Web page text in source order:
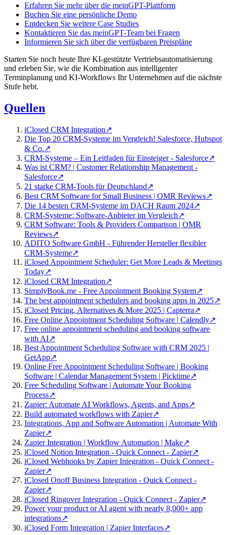
Erfahren Sie mehr über die meinGPT-Plattform
Buchen Sie eine persönliche Demo
Entdecken Sie weitere Case Studies
Kontaktieren Sie das meinGPT-Team bei Fragen
Informieren Sie sich über die verfügbaren Preispläne
Starten Sie noch heute Ihre KI-gestützte Vertriebsautomatisierung
und erleben Sie, wie die Kombination aus intelligenter
Terminplanung und KI-Workflows Ihr Unternehmen auf die nächste
Stufe hebt.
Quellen
iClosed CRM Integration↗
Die Top 20 CRM-Systeme im Vergleich! Salesforce, Hubspot
& Co.↗
CRM-Systeme – Ein Leitfaden für Einsteiger - Salesforce↗
Was ist CRM? | Customer Relationship Management -
Salesforce↗
21 starke CRM-Tools für Deutschland↗
Best CRM Software for Small Business | OMR Reviews↗
Die 14 besten CRM-Systeme im DACH Raum 2024↗
CRM-Systeme: Software-Anbieter im Vergleich↗
CRM Software: Tools & Providers Comparison | OMR
Reviews↗
ADITO Software GmbH - Führender Hersteller flexibler
CRM-Systeme↗
iClosed Appointment Scheduler: Get More Leads & Meetings
Today↗
iClosed CRM Integration↗
SimplyBook.me - Free Appointment Booking System↗
The best appointment schedulers and booking apps in 2025↗
iClosed Pricing, Alternatives & More 2025 | Capterra↗
Free Online Appointment Scheduling Software | Calendly↗
Free online appointment scheduling and booking software
with AI↗
Best Appointment Scheduling Software with CRM 2025 |
GetApp↗
Online Free Appointment Scheduling Software | Booking
Software | Calendar Management System | Picktime↗
Free Scheduling Software | Automate Your Booking
Process↗
Zapier: Automate AI Workflows, Agents, and Apps↗
Build automated workflows with Zapier↗
Integrations, App and Software Automation | Automate With
Zapier↗
Zapier Integration | Workflow Automation | Make↗
iClosed Notion Integration - Quick Connect - Zapier↗
iClosed Webhooks by Zapier Integration - Quick Connect -
Zapier↗
iClosed Onoff Business Integration - Quick Connect -
Zapier↗
iClosed Ringover Integration - Quick Connect - Zapier↗
Power your product or AI agent with nearly 8,000+ app
integrations↗
iClosed Form Integration | Zapier Interfaces↗